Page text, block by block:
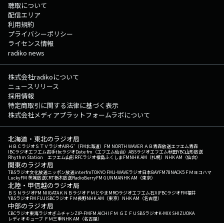
聴取について
配信エリア
利用規約
プライバシーポリシー
ライセンス情報
radiko news
株式会社radikoについて
ニュースリリース
採用情報
特定商取引に関する法律に基づく表示
株式会社メディアプラットフォームラボについて
北海道・東北のラジオ局
ＨＢＣラジオＳＴＶラジオAIR-G'（FM北海道） FM NORTH WAVEＲＡＢ青森放送エフエム青森
IBCラジオエフエム岩手tbcラジオDate fm（エフエム仙台） ABSラジオエフエム秋田YBC山形放送
Rhythm Station エフエム山形RFCラジオ福島ふくしまFMNHK AM（札幌） NHK AM（仙台）
関東のラジオ局
TBSラジオ文化放送ニッポン放送interfmTOKYO FMJ-WAVEラジオ日本BAYFM78NACK5 ＦＭヨコハマ
LuckyFM 茨城放送CRT栃木放送RadioBerryFM GUNMANHK AM（東京）
北陸・甲信越のラジオ局
ＢＳＮラジオFM NIIGATAＫＮＢラジオ ＦＭとやまMROラジオエフエム石川FBCラジオFM福井
YBSラジオFM FUJISBCラジオ ＦＭ長野NHK AM（東京） NHK AM（名古屋）
中部のラジオ局
CBCラジオ東海ラジオぎふチャンZIP-FMFM AICHI ＦＭ ＧＩＦＵ SBSラジオK-MIX SHIZUOKA
レディオキューブ ＦＭ三重NHK AM（名古屋）